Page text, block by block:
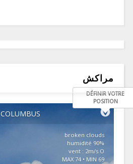
مراكش
COLUMBUS
DÉFINIR VOTRE
POSITION
broken clouds
90% humidité
vent : 2m/s O
MAX 74 • MIN 69